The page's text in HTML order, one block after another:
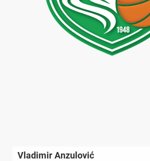
Vladimir Anzulović